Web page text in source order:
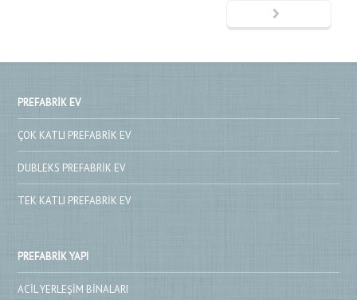
PREFABRIK EV
ÇOK KATLI PREFABRIK EV
DUBLEKS PREFABRIK EV
TEK KATLI PREFABRIK EV
PREFABRIK YAPI
ACIL YERLEŞIM BINALARI